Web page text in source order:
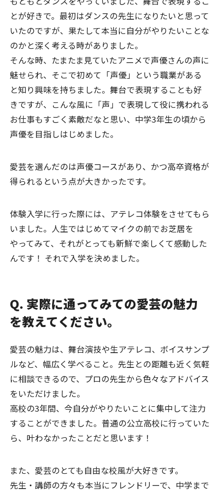
とが好きで。最初はダンスの先生になりたいと思って
いたのですが、果たして本当に自分がやりたいことな
のかと深く考える時がありました。
そんな時、たまたま見ていたアニメで声優さんの声に
魅せられ、そこで初めて「声優」という職業がある
と知り興味を持ちました。舞台で表現することも好
きですが、こんな風に「声」で表現して役に携われる
お仕事もすごく素敵だなと思い、中学3年生の頃から
声優を目指しはじめました。
愛芸を選んだのは声優コースがあり、かつ高卒資格が
得られるという点が大きかったです。
体験入学に行った際には、アテレコ体験をさせてもら
いました。人生ではじめてマイクの前でお芝居を
やってみて、それがとっても新鮮で楽しくて感動した
んです！ それで入学を決めました。
Q. 実際に通ってみての愛芸の魅力
を教えてください。
愛芸の魅力は、舞台演技や生アテレコ、ボイスサンプ
ルなど、幅広く学べること。先生との距離も近く気軽
に相談できるので、プロの先生から色々なアドバイス
をいただけました。
高校の3年間、今自分がやりたいことに集中して注力
することができました。普通の公立高校に行っていた
ら、叶わなかったことだと思います！
また、愛芸のとても自由な校風が大好きです。
先生・講師の方々も本当にフレンドリーで、中学まで